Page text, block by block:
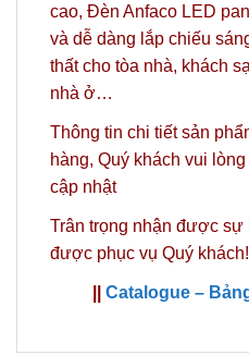
cao, Đèn Anfaco LED
và dễ dàng lắp chiếu
thất cho tòa nhà, khách
nhà ở…
Thông tin chi tiết sản
hàng, Quý khách vui
cập nhật
Trân trọng nhận được sự
được phục vụ Quý khách!
Catalogue –